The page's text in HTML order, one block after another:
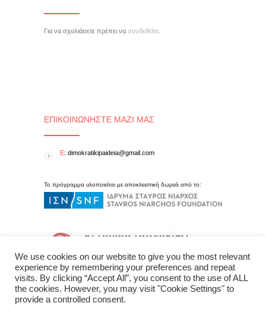
Για να σχολιάσετε πρέπει να συνδεθείτε
ΕΠΙΚΟΙΝΩΝΉΣΤΕ ΜΑΖΊ ΜΑΣ
E: dimokratikipaideia@gmail.com
Το πρόγραμμα υλοποιείται με αποκλειστική δωρεά από το:
We use cookies on our website to give you the most relevant
experience by remembering your preferences and repeat
visits. By clicking “Accept All”, you consent to the use of ALL
the cookies. However, you may visit "Cookie Settings" to
provide a controlled consent.